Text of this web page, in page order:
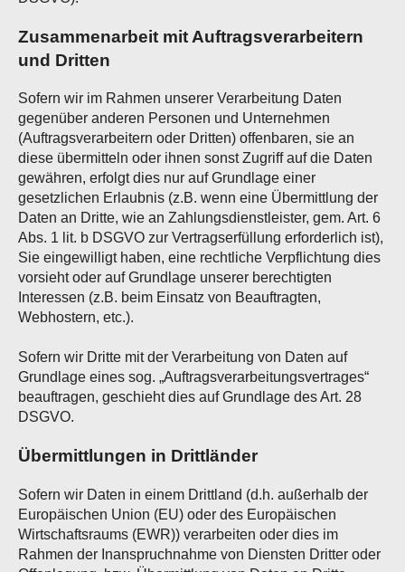
Zusammenarbeit mit Auftragsverarbeitern
und Dritten
Sofern wir im Rahmen unserer Verarbeitung Daten
gegenüber anderen Personen und Unternehmen
(Auftragsverarbeitern oder Dritten) offenbaren, sie an
diese übermitteln oder ihnen sonst Zugriff auf die Daten
gewähren, erfolgt dies nur auf Grundlage einer
gesetzlichen Erlaubnis (z.B. wenn eine Übermittlung der
Daten an Dritte, wie an Zahlungsdienstleister, gem. Art. 6
Abs. 1 lit. b DSGVO zur Vertragserfüllung erforderlich ist),
Sie eingewilligt haben, eine rechtliche Verpflichtung dies
vorsieht oder auf Grundlage unserer berechtigten
Interessen (z.B. beim Einsatz von Beauftragten,
Webhostern, etc.).
Sofern wir Dritte mit der Verarbeitung von Daten auf
Grundlage eines sog. „Auftragsverarbeitungsvertrages“
beauftragen, geschieht dies auf Grundlage des Art. 28
DSGVO.
Übermittlungen in Drittländer
Sofern wir Daten in einem Drittland (d.h. außerhalb der
Europäischen Union (EU) oder des Europäischen
Wirtschaftsraums (EWR)) verarbeiten oder dies im
Rahmen der Inanspruchnahme von Diensten Dritter oder